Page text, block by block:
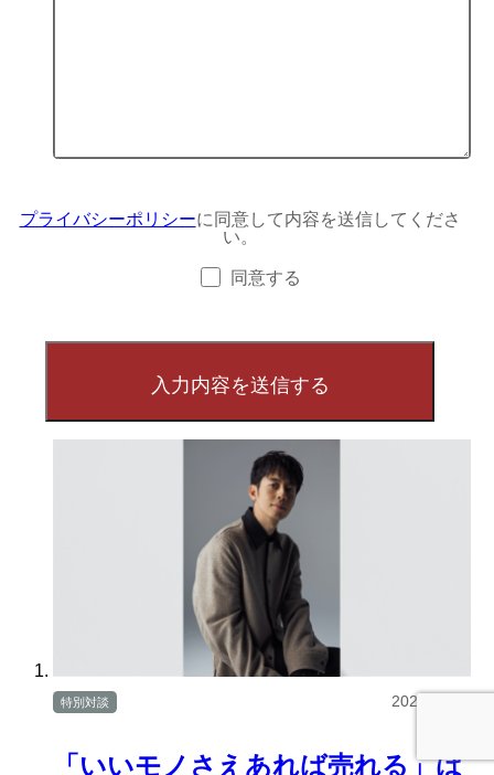
プライバシーポリシーに同意して内容を送信してくださ
い。
同意する
「いいモノさえあれば売れる」は
特別対談 2025/08/06